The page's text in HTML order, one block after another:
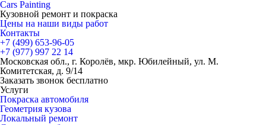
Cars Painting
Кузовной ремонт и покраска
Цены на наши виды работ
Контакты
+7 (499) 653-96-05
+7 (977) 997 22 14
Московская обл., г. Королёв, мкр. Юбилейный, ул. М.
Комитетская, д. 9/14
Заказать звонок бесплатно
Услуги
Покраска автомобиля
Геометрия кузова
Локальный ремонт